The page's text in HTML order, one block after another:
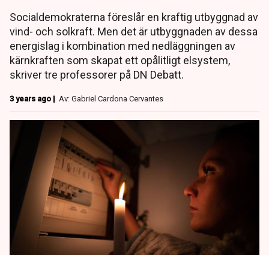
Socialdemokraterna föreslår en kraftig utbyggnad av
vind- och solkraft. Men det är utbyggnaden av dessa
energislag i kombination med nedläggningen av
kärnkraften som skapat ett opålitligt elsystem,
skriver tre professorer på DN Debatt.
3 years ago | Av: Gabriel Cardona Cervantes